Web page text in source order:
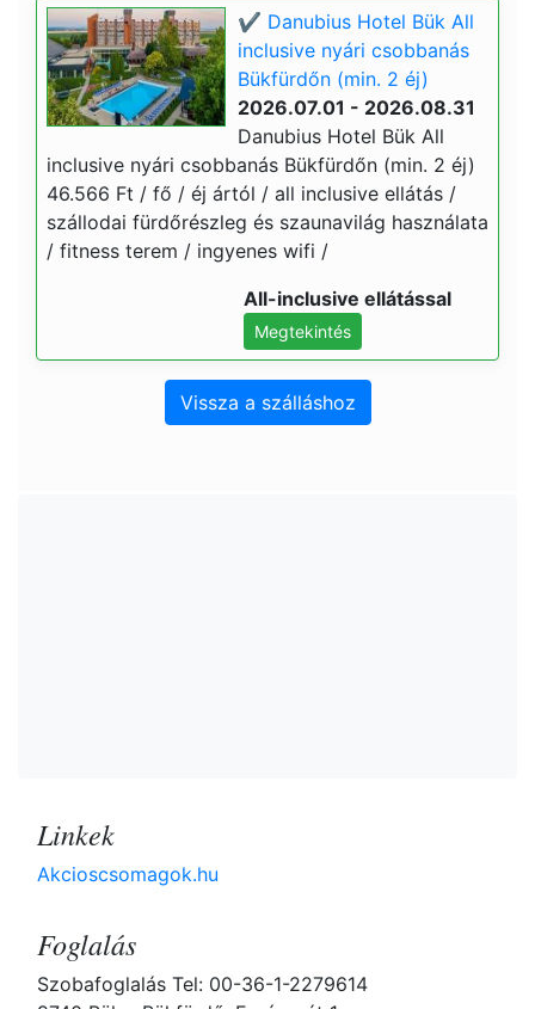
✔️ Danubius Hotel Bük All
inclusive nyári csobbanás
Bükfürdőn (min. 2 éj)
2026.07.01 - 2026.08.31
Danubius Hotel Bük All
inclusive nyári csobbanás Bükfürdőn (min. 2 éj)
46.566 Ft / fő / éj ártól / all inclusive ellátás /
szállodai fürdőrészleg és szaunavilág használata
/ fitness terem / ingyenes wifi /
All-inclusive ellátással
Megtekintés
Vissza a szálláshoz
Linkek
Akcioscsomagok.hu
Foglalás
Szobafoglalás Tel: 00-36-1-2279614